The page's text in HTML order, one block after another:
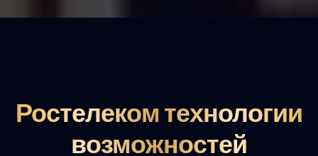
Ростелеком технологии
возможностей